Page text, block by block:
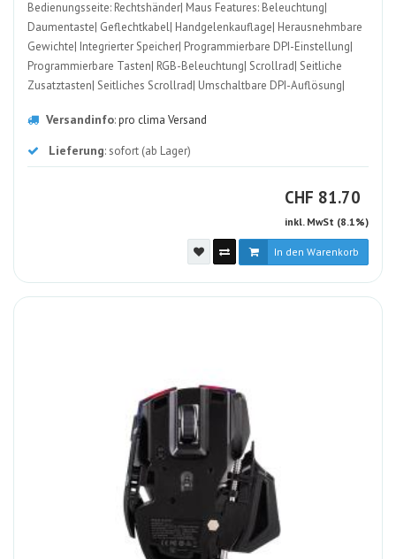
Bedienungsseite: Rechtshänder| Maus Features: Beleuchtung|
Daumentaste| Geflechtkabel| Handgelenkauflage| Herausnehmbare
Gewichte| Integrierter Speicher| Programmierbare DPI-Einstellung|
Programmierbare Tasten| RGB-Beleuchtung| Scrollrad| Seitliche
Zusatztasten| Seitliches Scrollrad| Umschaltbare DPI-Auflösung|
Empfindlichkeit: 20000 dpi
Versandinfo:pro clima Versand
Lieferung: sofort (ab Lager)
CHF CHF
81.70
inkl. MwSt (8.1%)
In den Warenkorb